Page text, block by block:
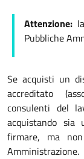
Attenzione:
Pubbliche
Se acquisti un
accreditato
consulenti del
acquistando
firmare, ma
Amministrazione.